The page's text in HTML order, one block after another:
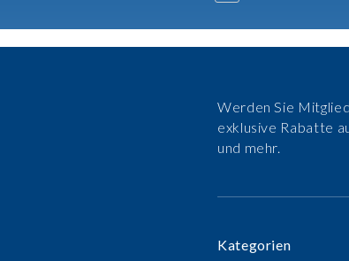
Werden Sie
exklusive Rabatte
und mehr.
Kategorien